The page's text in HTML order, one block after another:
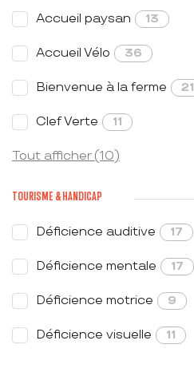
Accueil paysan 13
Accueil Vélo 36
Bienvenue à la ferme 21
Clef Verte 11
Tout afficher (10)
TOURISME & HANDICAP
Déficience auditive 17
Déficience mentale 17
Déficience motrice 9
Déficience visuelle 11